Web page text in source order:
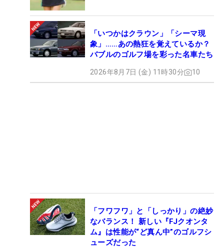
「いつかはクラウン」「シーマ現
象」……あの熱狂を覚えているか？
バブルのゴルフ場を彩った名車たち
2026年8月7日 (金) 11時30分 10
「フワフワ」と「しっかり」の絶妙
なバランス！ 新しい『FJクオンタ
ム』は性能が“ど真ん中”のゴルフシ
ューズだった